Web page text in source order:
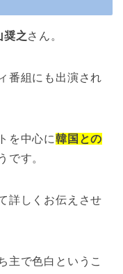
奨之さん。
番組にも出演され
を中心に韓国との
です。
詳しくお伝えさせ
主で色白というこ